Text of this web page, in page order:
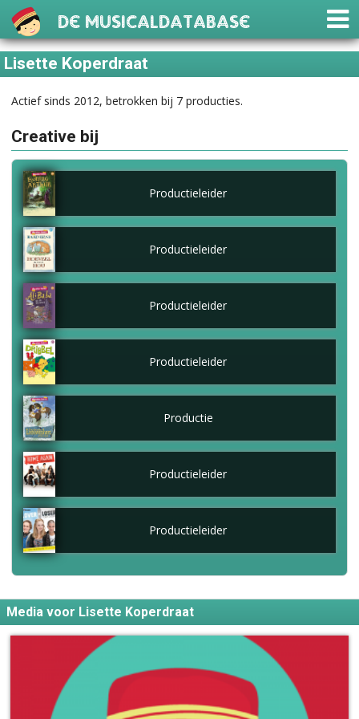
De Musicaldatabase
Lisette Koperdraat
Actief sinds 2012, betrokken bij 7 producties.
Creative bij
Productieleider
Productieleider
Productieleider
Productieleider
Productie
Productieleider
Productieleider
Media voor Lisette Koperdraat